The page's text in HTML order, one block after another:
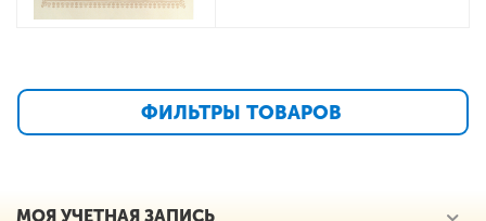
ФИЛЬТРЫ ТОВАРОВ
МОЯ УЧЕТНАЯ ЗАПИСЬ